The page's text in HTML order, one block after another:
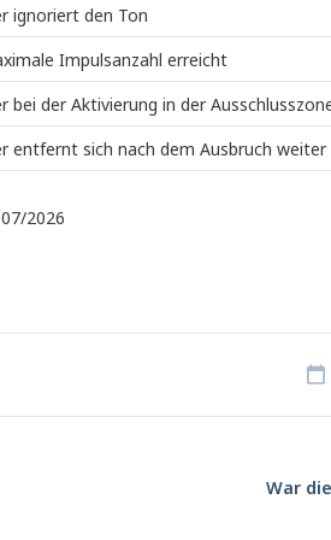
ignoriert den Ton
Impulsanzahl erreicht
bei der Aktivierung in der
entfernt sich nach dem Ausbruch weiter
2026
War